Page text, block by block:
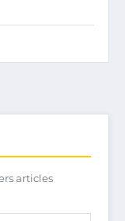
articles